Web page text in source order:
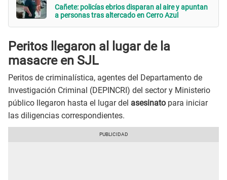
Cañete: policías ebrios disparan al aire y apuntan
a personas tras altercado en Cerro Azul
Peritos llegaron al lugar de la
masacre en SJL
Peritos de criminalística, agentes del Departamento de
Investigación Criminal (DEPINCRI) del sector y Ministerio
público llegaron hasta el lugar del asesinato para iniciar
las diligencias correspondientes.